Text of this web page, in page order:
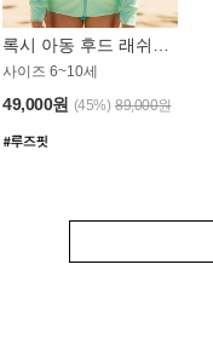
록시 아동 후드 래쉬가드 GT764MRX
사이즈 6~10세
49,000원 (45%) 89,000원